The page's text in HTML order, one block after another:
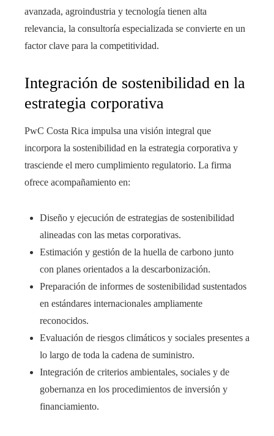
avanzada, agroindustria y tecnología tienen alta
relevancia, la consultoría especializada se convierte en un
factor clave para la competitividad.
Integración de sostenibilidad en la
estrategia corporativa
PwC Costa Rica impulsa una visión integral que
incorpora la sostenibilidad en la estrategia corporativa y
trasciende el mero cumplimiento regulatorio. La firma
ofrece acompañamiento en:
Diseño y ejecución de estrategias de sostenibilidad
alineadas con las metas corporativas.
Estimación y gestión de la huella de carbono junto
con planes orientados a la descarbonización.
Preparación de informes de sostenibilidad sustentados
en estándares internacionales ampliamente
reconocidos.
Evaluación de riesgos climáticos y sociales presentes a
lo largo de toda la cadena de suministro.
Integración de criterios ambientales, sociales y de
gobernanza en los procedimientos de inversión y
financiamiento.